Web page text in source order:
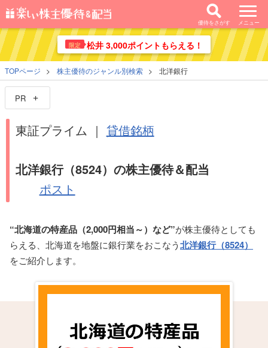
優待をさがす メニュー
限定 松井 3,000ポイントもらえる！
TOPページ 株主優待のジャンル別検索 北洋銀行
PR
東証プライム ｜ 貸借銘柄
北洋銀行（8524）の株主優待＆配当
ポスト
“北海道の特産品（2,000円相当～）など”が株主優待としても
らえる、北海道を地盤に銀行業をおこなう北洋銀行（8524）
をご紹介します。